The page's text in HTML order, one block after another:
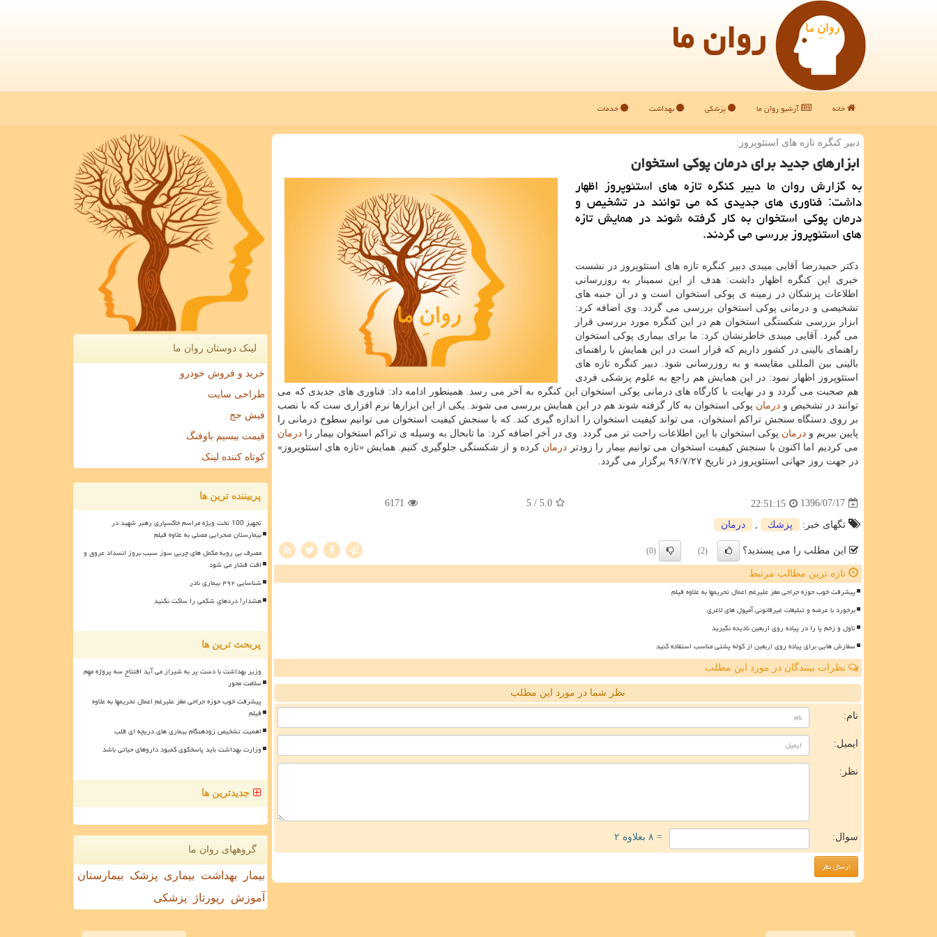
روان ما
خانه آرشیو روان ما پزشکی بهداشت خدمات
دبیر كنگره تازه های استئوپروز:
ابزارهای جدید برای درمان پوكی استخوان
به گزارش روان ما دبیر كنگره تازه های استئوپروز اظهار
داشت: فناوری های جدیدی كه می توانند در تشخیص و
درمان پوكی استخوان به كار گرفته شوند در همایش تازه
های استئوپروز بررسی می گردند.
دكتر حمیدرضا آقایی میبدی دبیر كنگره تازه های استئوپروز در نشست
خبری این كنگره اظهار داشت: هدف از این سمینار به روزرسانی
اطلاعات پزشكان در زمینه ی پوكی استخوان است و در آن جنبه های
تشخیصی و درمانی پوكی استخوان بررسی می گردد. وی اضافه كرد:
ابزار بررسی شكستگی استخوان هم در این كنگره مورد بررسی قرار
می گیرد. آقایی میبدی خاطرنشان كرد: ما برای بیماری پوكی استخوان
راهنمای بالینی در كشور داریم كه قرار است در این همایش با راهنمای
بالینی بین المللی مقایسه و به روزرسانی شود. دبیر كنگره تازه های
استئوپروز اظهار نمود: در این همایش هم راجع به علوم پزشكی فردی
هم صحبت می گردد و در نهایت با كارگاه های درمانی پوكی استخوان این كنگره به آخر می رسد. همینطور ادامه داد: فناوری های جدیدی كه می
توانند در تشخیص ودرمان پوكی استخوان به كار گرفته شوند هم در این همایش بررسی می شوند. یكی از این ابزارها نرم افزاری ست كه با نصب
بر روی دستگاه سنجش تراكم استخوان، می تواند كیفیت استخوان را اندازه گیری كند. كه با سنجش كیفیت استخوان می توانیم سطوح درمانی را
پایین ببریم ودرمان پوكی استخوان با این اطلاعات راحت تر می گردد. وی در آخر اضافه كرد: ما تابحال به وسیله ی تراكم استخوان بیمار را درمان
می كردیم اما اكنون با سنجش كیفیت استخوان می توانیم بیمار را زودتر درمان كرده و از شكستگی جلوگیری كنیم. همایش «تازه های استئوپروز»
در جهت روز جهانی استئوپروز در تاریخ ۹۶/۷/۲۷ برگزار می گردد.
1396/07/17
22:51:15
5.0
/ 5
6171
تگهای خبر: پزشك درمان
این مطلب را می پسندید؟ (2)
(0)
تازه ترین مطالب مرتبط
پیشرفت خوب حوزه جراحی مغز علیرغم اعمال تحریمها به علاوه فیلم
برخورد با عرضه و تبلیغات غیرقانونی آمپول های لاغری
تاول و زخم پا را در پیاده روی اربعین نادیده نگیرید
سفارش هایی برای پیاده روی اربعین از کوله پشتی مناسب استفاده کنید
نظرات بینندگان در مورد این مطلب
نظر شما در مورد این مطلب
نام:
ایمیل:
نظر:
سوال: = ۸ بعلاوه ۲
لینک دوستان روان ما
خرید و فروش خودرو
طراحی سایت
فیش حج
قیمت بیسیم باوفنگ
کوتاه کننده لینک
پربیننده ترین ها
تجهیز 100 تخت ویژه مراسم خاکسپاری رهبر شهید در
بیمارستان صحرایی مصلی به علاوه فیلم
مصرف بی رویه مکمل های چربی سوز سبب بروز انسداد عروق و
افت فشار می شود
شناسایی ۴۹۲ بیماری نادر
هشدار! دردهای شکمی را ساکت نکنید
پربحث ترین ها
وزیر بهداشت با دست پر به شیراز می آید افتتاح سه پروژه مهم
سلامت محور
پیشرفت خوب حوزه جراحی مغز علیرغم اعمال تحریمها به علاوه
فیلم
اهمیت تشخیص زودهنگام بیماری های دریچه ای قلب
وزارت بهداشت باید پاسخگوی کمبود داروهای حیاتی باشد
جدیدترین ها
گروههای روان ما
بیمار بهداشت بیماری پزشک
بیمارستان
آموزش
رپورتاژ پزشکی